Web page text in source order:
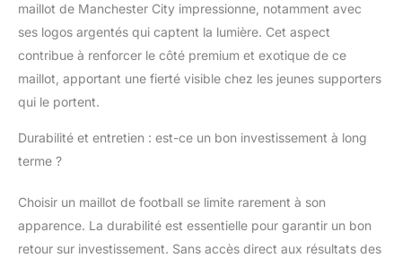
maillot de Manchester City impressionne, notamment avec
ses logos argentés qui captent la lumière. Cet aspect
contribue à renforcer le côté premium et exotique de ce
maillot, apportant une fierté visible chez les jeunes supporters
qui le portent.
Durabilité et entretien : est-ce un bon investissement à long
terme ?
Choisir un maillot de football se limite rarement à son
apparence. La durabilité est essentielle pour garantir un bon
retour sur investissement. Sans accès direct aux résultats des